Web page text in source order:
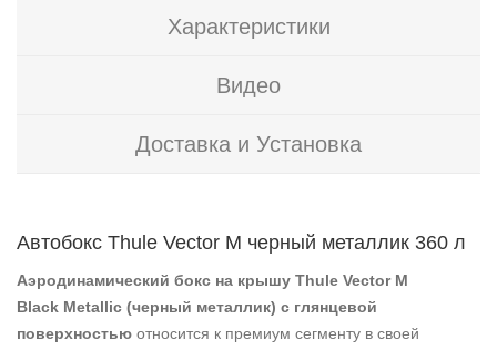
Характеристики
Видео
Доставка и Установка
Автобокс Thule Vector M черный металлик 360 л
Аэродинамический бокс на крышу Thule Vector M
Black Metallic (черный металлик) с глянцевой
поверхностью относится к премиум сегменту в своей